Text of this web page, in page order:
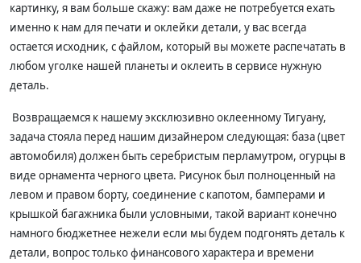
картинку, я вам больше скажу: вам даже не потребуется ехать
именно к нам для печати и оклейки детали, у вас всегда
остается исходник, с файлом, который вы можете распечатать в
любом уголке нашей планеты и оклеить в сервисе нужную
деталь.
Возвращаемся к нашему эксклюзивно оклеенному Тигуану,
задача стояла перед нашим дизайнером следующая: база (цвет
автомобиля) должен быть серебристым перламутром, огурцы в
виде орнамента черного цвета. Рисунок был полноценный на
левом и правом борту, соединение с капотом, бамперами и
крышкой багажника были условными, такой вариант конечно
намного бюджетнее нежели если мы будем подгонять деталь к
детали, вопрос только финансового характера и времени